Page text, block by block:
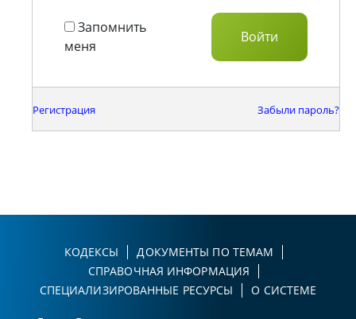
Запомнить
меня
Регистрация Забыли пароль?
КОДЕКСЫ
ДОКУМЕНТЫ ПО ТЕМАМ
СПРАВОЧНАЯ ИНФОРМАЦИЯ
СПЕЦИАЛИЗИРОВАННЫЕ РЕСУРСЫ
О СИСТЕМЕ